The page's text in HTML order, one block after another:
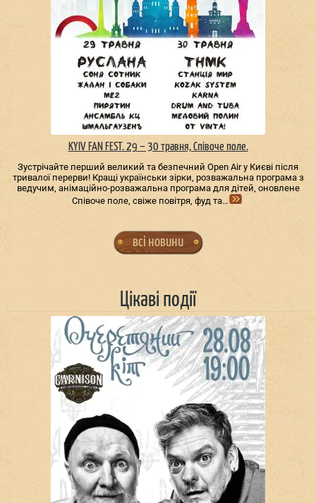
KYIV FAN FEST. 29 – 30 травня, Співоче поле.
Зустрічайте перший великий та безпечний Open Air у Києві після
тривалої перерви! Кращі українськи зірки, розважальна програма з
ведучим, анімаційно-розважальна програма для дітей, оновлене
Співоче поле, свіже повітря, фуд та…
всі новини
Цікаві події